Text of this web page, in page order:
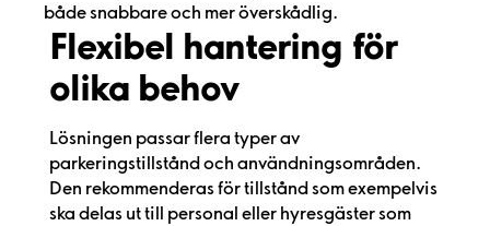
både snabbare och mer överskådlig.
Flexibel hantering för
olika behov
Lösningen passar flera typer av
parkeringstillstånd och användningsområden.
Den rekommenderas för tillstånd som exempelvis
ska delas ut till personal eller hyresgäster som